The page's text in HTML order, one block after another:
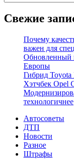
Свежие
Почему
важен для
Обновленный
Европы
Гибрид Toyota
Хэтчбек Opel
технологичнее
Автосоветы
ДТП
Новости
Разное
Штрафы